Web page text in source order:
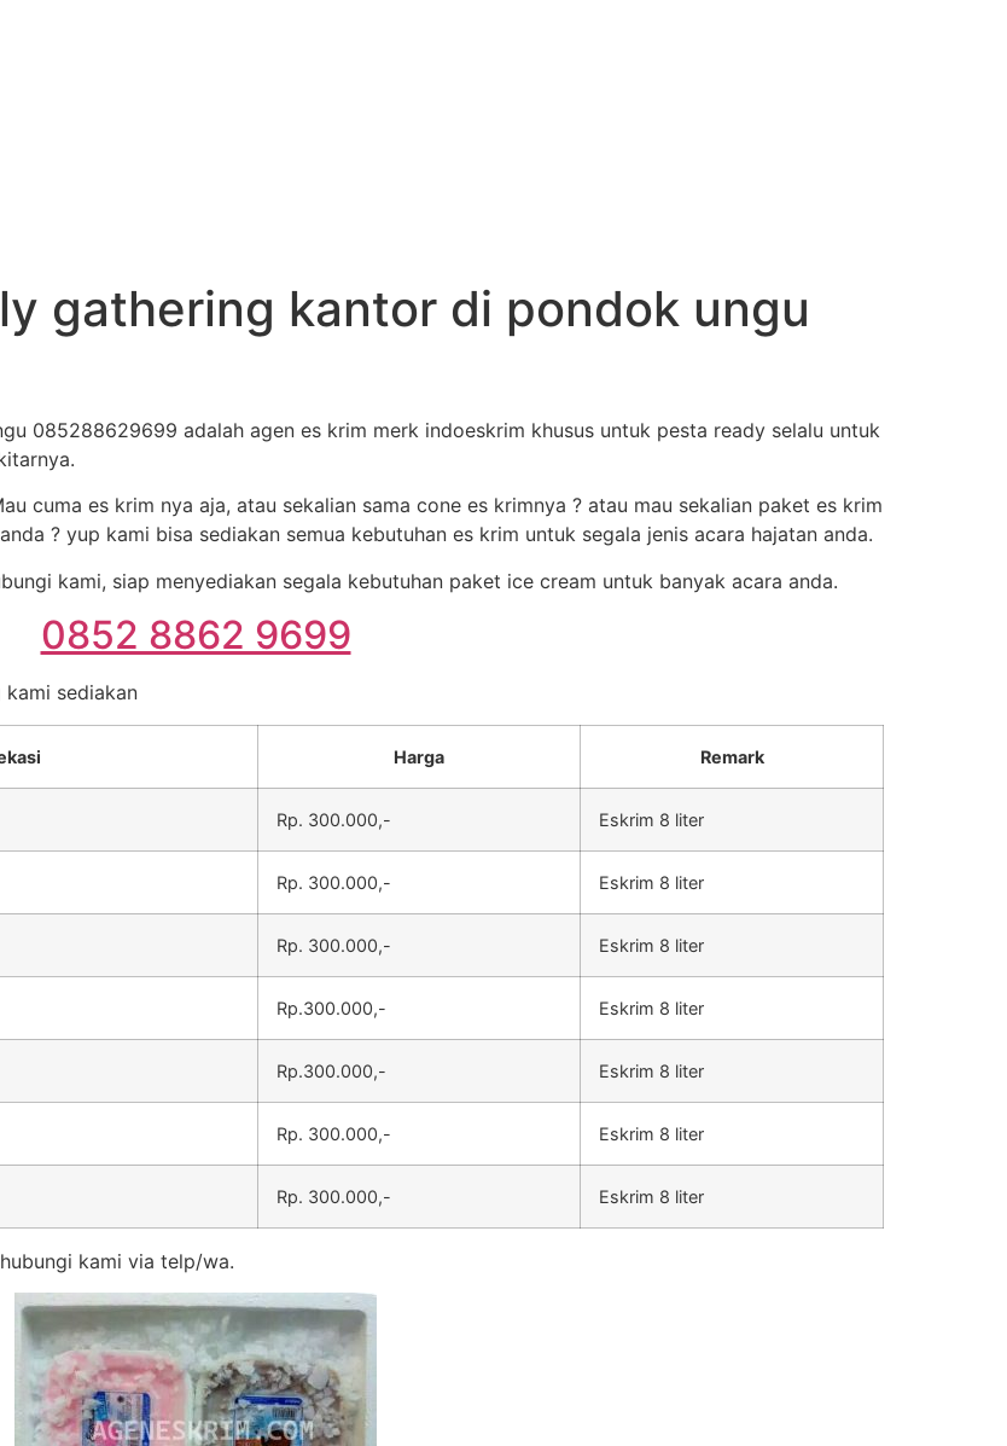
gathering kantor di pondok ungu
085288629699 adalah agen es krim merk indoeskrim khusus untuk pesta ready selalu untuk
cuma es krim nya aja, atau sekalian sama cone es krimnya ? atau mau sekalian paket es krim
? yup kami bisa sediakan semua kebutuhan es krim untuk segala jenis acara hajatan anda.
kami, siap menyediakan segala kebutuhan paket ice cream untuk banyak acara anda.
0852 8862 9699
sediakan
Harga Remark
Rp. 300.000,- Eskrim 8 liter
Rp. 300.000,- Eskrim 8 liter
Rp. 300.000,- Eskrim 8 liter
Rp.300.000,- Eskrim 8 liter
Rp.300.000,- Eskrim 8 liter
Rp. 300.000,- Eskrim 8 liter
Rp. 300.000,- Eskrim 8 liter
kami via telp/wa.